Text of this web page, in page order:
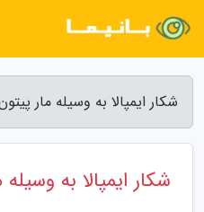
شکار ایمپالا به وسیله مار
شکار ایمپالا به